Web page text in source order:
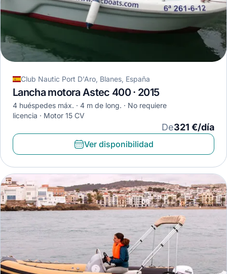
Club Nautic Port D'Aro, Blanes, España
Lancha motora Astec 400 · 2015
4 huéspedes máx. 4 m de long.
No requiere
licencia
Motor 15 CV
De321 €/día
Ver disponibilidad